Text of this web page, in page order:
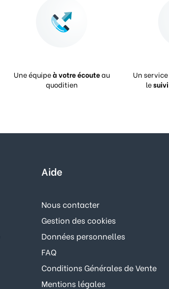
Une équipeà votre écouteau
quoditien
Un service
lesuivi
Aide
Nous contacter
Gestion des cookies
Données personnelles
FAQ
Conditions Générales de Vente
Mentions légales